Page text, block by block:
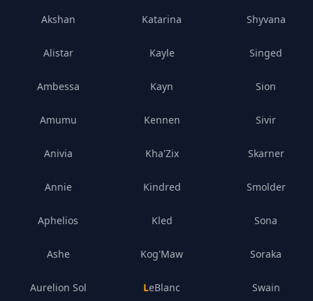
Akshan
Alistar
Ambessa
Amumu
Anivia
Annie
Aphelios
Ashe
Aurelion Sol
Katarina
Kayle
Kayn
Kennen
Kha'Zix
Kindred
Kled
Kog'Maw
LeBlanc
Shyvana
Singed
Sion
Sivir
Skarner
Smolder
Sona
Soraka
Swain